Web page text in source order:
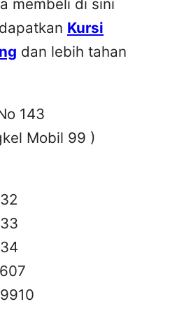
membeli di sini
Kursi
dan lebih tahan
143
Mobil 99 )